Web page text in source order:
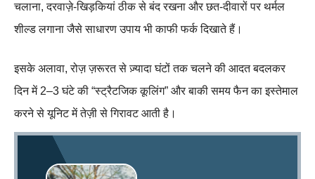
चलाना, दरवाज़े‑खिड़कियां ठीक से बंद रखना और छत‑दीवारों पर थर्मल
शील्ड लगाना जैसे साधारण उपाय भी काफी फर्क दिखाते हैं।
इसके अलावा, रोज़ ज़रूरत से ज़्यादा घंटों तक चलने की आदत बदलकर
दिन में 2–3 घंटे की “स्ट्रैटजिक कूलिंग” और बाकी समय फैन का इस्तेमाल
करने से यूनिट में तेज़ी से गिरावट आती है।